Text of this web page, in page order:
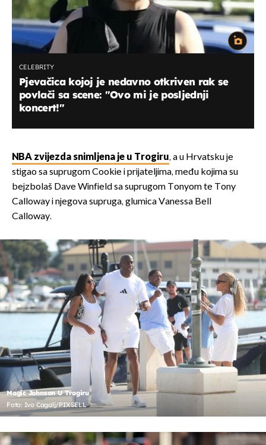
CELEBRITY
Pjevačica kojoj je nedavno otkriven rak se
povlači sa scene: "Ovo mi je posljednji
koncert!"
NBA zvijezda snimljena je u Trogiru, a u Hrvatsku je
stigao sa suprugom Cookie i prijateljima, među kojima su
bejzbolaš Dave Winfield sa suprugom Tonyom te Tony
Calloway i njegova supruga, glumica Vanessa Bell
Calloway.
Magic Johnson U Trogiru
Foto: Ivo Cagalj/PIXSELL